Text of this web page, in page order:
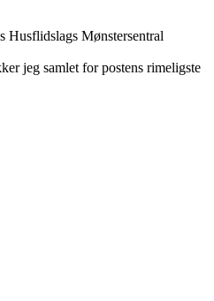
Husflidslags Mønstersentral
jeg samlet for postens rimeligste